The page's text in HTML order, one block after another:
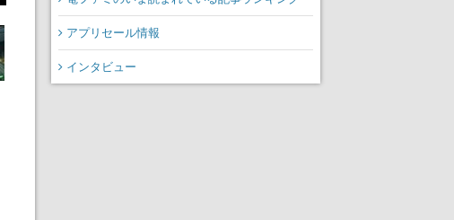
アプリセール情報
インタビュー